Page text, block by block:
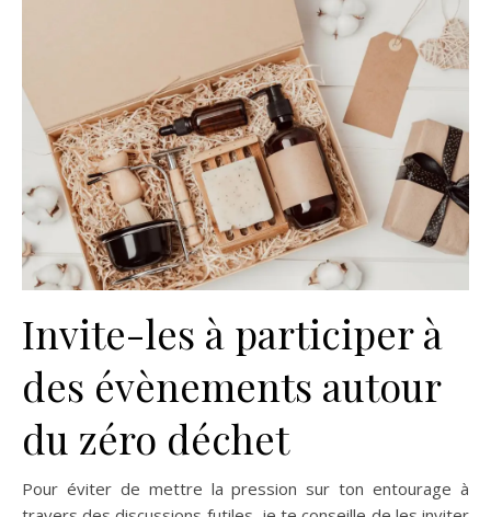
Invite-les à participer à
des évènements autour
du zéro déchet
Pour éviter de mettre la pression sur ton entourage à